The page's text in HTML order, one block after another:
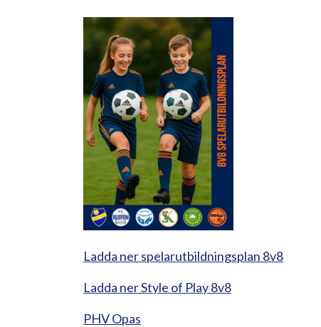
Ladda ner spelarutbildningsplan 8v8
Ladda ner Style of Play 8v8
PHV Opas